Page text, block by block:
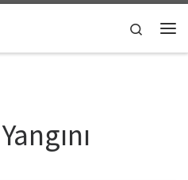
Search